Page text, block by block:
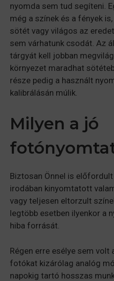
nyomda sem tud segíteni.
még a színek és a fények
sötét vagy világos az
sem várhatunk csodát. Az
tárgyát kell jobban
környezet maradhat
része pedig a használt
kalibrálásán múlik.
Milyen a jó
Biztosan Önnel is
irodában kinyomtatott
vagy teljesen eltorzult
legtöbb esetben ilyenkor a
hiba forrását.
Régen erre esélye sem volt
fotókat kizárólag analóg
napokig tartó hosszas